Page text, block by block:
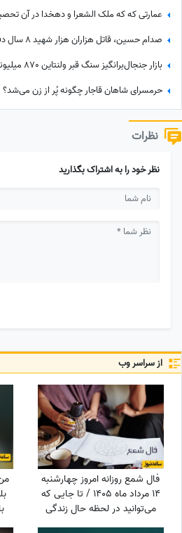
بازار جنجال‌برانگیز سنگ قبر ولنتاین 870 میلیونی! / تجارت عشق و مرگ + ویدئو
حرمسرای شاهان قاجار چگونه پُر از زن می‌شد؟
نظرات
نظر خود را به اشتراک بگذارید
از سراسر وب
فال شمع روزانه امروز چهارشنبه
14 مرداد ماه 1405 / تا جایی که
می‌توانید در لحظه حال زندگی
کرده و از آن نهایت استفاده را